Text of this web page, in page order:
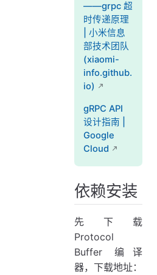
——grpc 超
时传递原理
| 小米信息
部技术团队
(xiaomi-
info.github.
io)
gRPC API
设计指南 |
Google
Cloud
依赖安装
先下载
Protocol
Buffer 编译
器，下载地址：